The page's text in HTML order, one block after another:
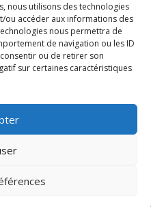
nous utilisons des technologies
ou accéder aux informations des
nous permettra de
de navigation ou les ID
ou de retirer son
sur certaines caractéristiques
n'hésite
envoyer
de
films,
billets